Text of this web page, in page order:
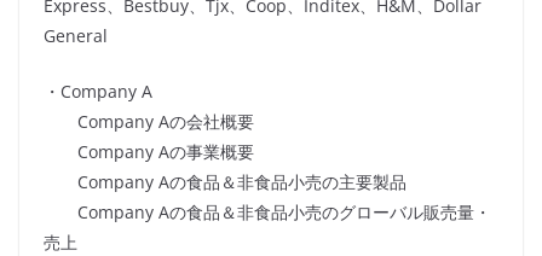
Express、Bestbuy、Tjx、Coop、Inditex、H&M、Dollar
General
・Company A
Company Aの会社概要
Company Aの事業概要
Company Aの食品＆非食品小売の主要製品
Company Aの食品＆非食品小売のグローバル販売量・
売上